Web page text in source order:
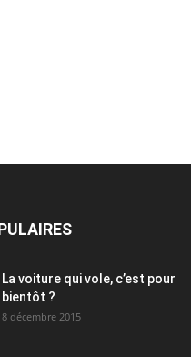
La voiture qui vole, c’est pour
bientôt ?
8 décembre 2015